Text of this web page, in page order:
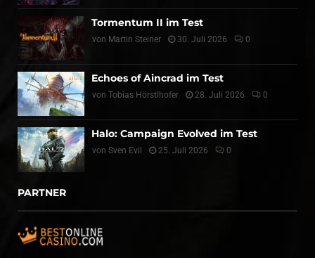
Tormentum II im Test
von Martin Steiner 30. Juli 2026 0
Echoes of Aincrad im Test
von Tobias Hörstlhofer 28. Juli 2026 0
Halo: Campaign Evolved im Test
von Sven Evil 25. Juli 2026 0
PARTNER